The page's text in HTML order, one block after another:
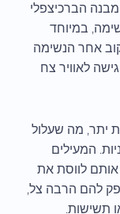
הברכיצפלי
במיוחד
אחר הנשימה
לאוויר צח
יתר, מה שעלול
המעילים
לווסת את
להם הרבה צל,
תשישות.